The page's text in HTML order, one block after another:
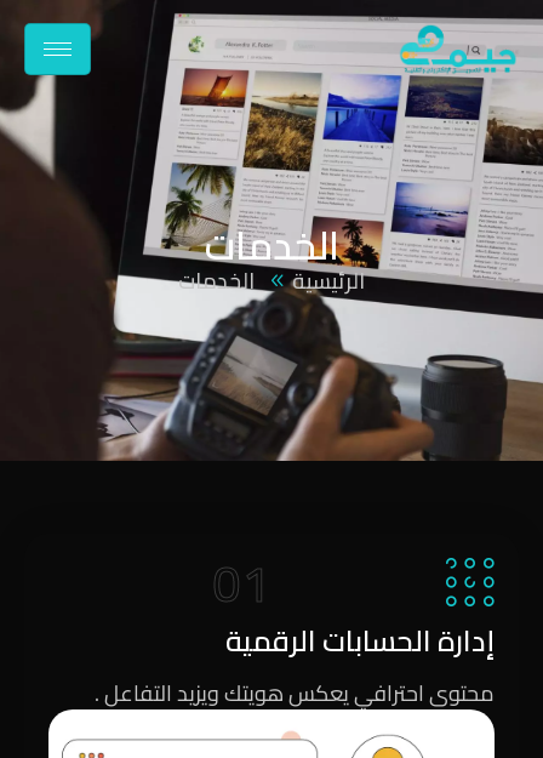
الخدمات
الرئيسية الخدمات
01
إدارة الحسابات الرقمية
محتوى احترافي يعكس هويتك ويزيد التفاعل .